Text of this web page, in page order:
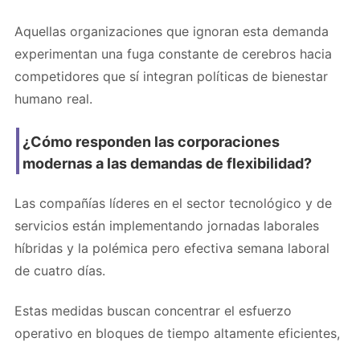
Aquellas organizaciones que ignoran esta demanda
experimentan una fuga constante de cerebros hacia
competidores que sí integran políticas de bienestar
humano real.
¿Cómo responden las corporaciones
modernas a las demandas de flexibilidad?
Las compañías líderes en el sector tecnológico y de
servicios están implementando jornadas laborales
híbridas y la polémica pero efectiva semana laboral
de cuatro días.
Estas medidas buscan concentrar el esfuerzo
operativo en bloques de tiempo altamente eficientes,